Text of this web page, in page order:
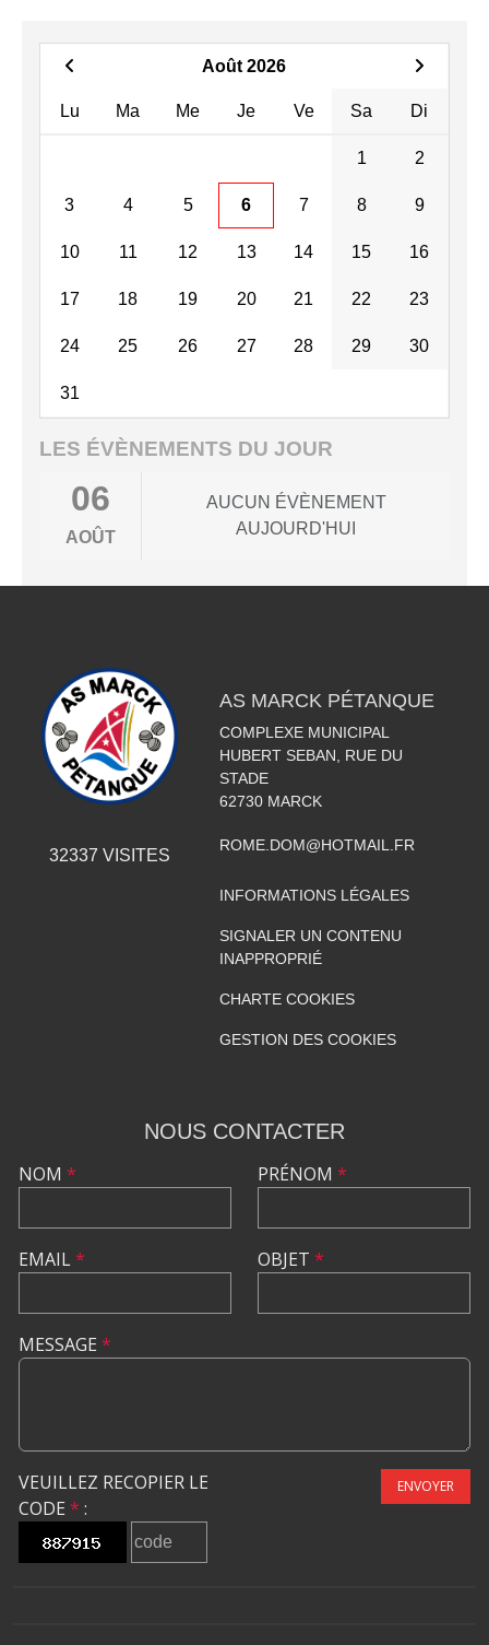
Août 2026
Lu Ma Me Je Ve Sa Di
1 2
3 4 5 6 7 8 9
10 11 12 13 14 15 16
17 18 19 20 21 22 23
24 25 26 27 28 29 30
31
LES ÉVÈNEMENTS DU JOUR
06
AOÛT
AUCUN ÉVÈNEMENT
AUJOURD'HUI
32337 VISITES
AS MARCK PÉTANQUE
COMPLEXE MUNICIPAL
HUBERT SEBAN, RUE DU
STADE
62730 MARCK
ROME.DOM@HOTMAIL.FR
INFORMATIONS LÉGALES
SIGNALER UN CONTENU
INAPPROPRIÉ
CHARTE COOKIES
GESTION DES COOKIES
NOUS CONTACTER
NOM *
EMAIL*
PRÉNOM *
OBJET *
MESSAGE *
VEUILLEZ RECOPIER LE
CODE * :
ENVOYER